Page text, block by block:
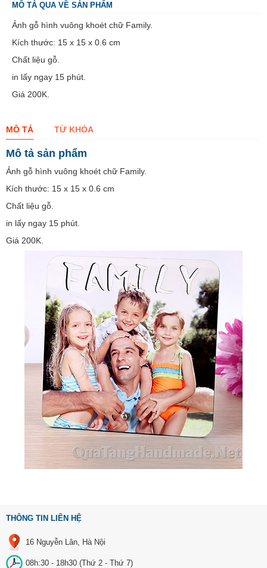
MÔ TẢ QUA VỀ SẢN PHẨM
Ảnh gỗ hình vuông khoét chữ Family.
Kích thước: 15 x 15 x 0.6 cm
Chất liệu gỗ.
in lấy ngay 15 phút.
Giá 200K.
MÔ TẢ TỪ KHÓA
Mô tả sản phẩm
Ảnh gỗ hình vuông khoét chữ Family.
Kích thước: 15 x 15 x 0.6 cm
Chất liệu gỗ.
in lấy ngay 15 phút.
Giá 200K.
THÔNG TIN LIÊN HỆ
16 Nguyễn Lân, Hà Nội
08h:30 - 18h30 (Thứ 2 - Thứ 7)